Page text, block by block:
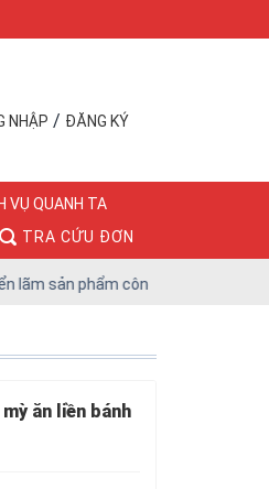
NHẬP / ĐĂNG KÝ
VỤ QUANH TA
TRA CỨU ĐƠN
phẩm công nghiệp Hà Nội năm
ăn liền bánh